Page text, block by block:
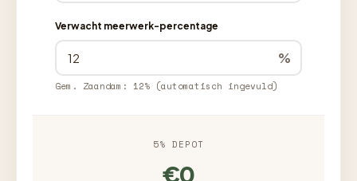
Verwacht meerwerk-percentage
%
Gem. Zaandam: 12% (automatisch ingevuld)
5% DEPOT
€0